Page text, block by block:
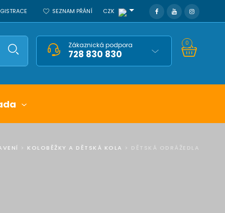
SEZNAM PŘÁNÍ CZK
Zákaznická podpora
728 830 830
0
> KOLOBĚŽKY A DĚTSKÁ KOLA > DĚTSKÁ ODRÁŽEDLA